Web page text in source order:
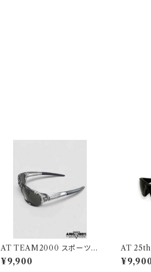
AT TEAM2000 スポーツサ
ングラスTYPE31
¥9,900
AT 25th
TYPE30